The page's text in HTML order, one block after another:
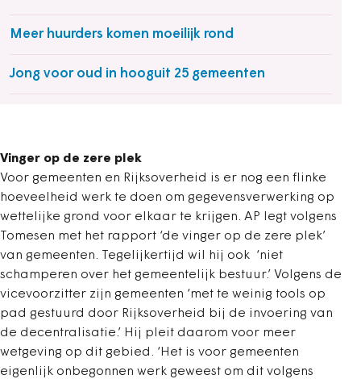
Meer huurders komen moeilijk rond
Jong voor oud in hooguit 25 gemeenten
Vinger op de zere plek
Voor gemeenten en Rijksoverheid is er nog een flinke
hoeveelheid werk te doen om gegevensverwerking op
wettelijke grond voor elkaar te krijgen. AP legt volgens
Tomesen met het rapport ‘de vinger op de zere plek’
van gemeenten. Tegelijkertijd wil hij ook ‘niet
schamperen over het gemeentelijk bestuur.’ Volgens de
vicevoorzitter zijn gemeenten ‘met te weinig tools op
pad gestuurd door Rijksoverheid bij de invoering van
de decentralisatie.’ Hij pleit daarom voor meer
wetgeving op dit gebied. ‘Het is voor gemeenten
eigenlijk onbegonnen werk geweest om dit volgens